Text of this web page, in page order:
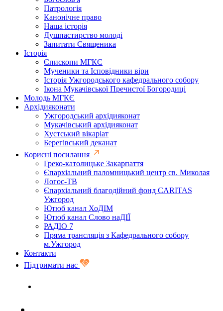
Патрологія
Канонічне право
Наша історія
Душпастирство молоді
Запитати Священика
Історія
Єпископи МГКЄ
Мученики та Ісповідники віри
Історія Ужгородського кафедрального собору
Ікона Мукачівської Пречистої Богородиці
Молодь МГКЄ
Архідияконати
Ужгородський архідияконат
Мукачівський архідияконат
Хустський вікаріат
Берегівський деканат
Корисні посилання
Греко-католицьке Закарпаття
Єпархіальний паломницький центр св. Миколая
Логос-ТВ
Єпархіальний благодійний фонд CARITAS
Ужгород
Ютюб канал ХоДІМ
Ютюб канал Слово наДІЇ
РАДІО 7
Пряма трансляція з Кафедрального собору
м.Ужгород
Контакти
Підтримати нас